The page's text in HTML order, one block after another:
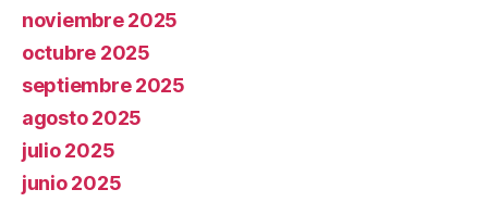
noviembre 2025
octubre 2025
septiembre 2025
agosto 2025
julio 2025
junio 2025